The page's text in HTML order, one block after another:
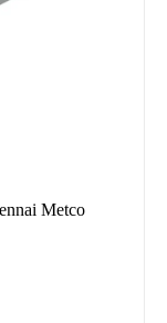
Metco